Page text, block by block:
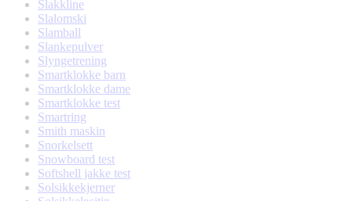
Slakkline
Slalomski
Slamball
Slankepulver
Slyngetrening
Smartklokke barn
Smartklokke dame
Smartklokke test
Smartring
Smith maskin
Snorkelsett
Snowboard test
Softshell jakke test
Solsikkekjerner